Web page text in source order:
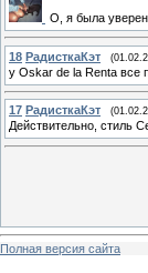
О, я была
18 РадисткаКэт
у Oskar de la Renta все
17 РадисткаКэт
Действительно, стиль
Полная версия сайта